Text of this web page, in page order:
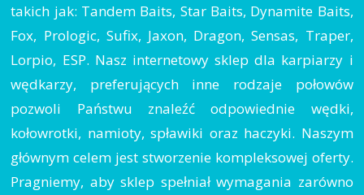
takich jak: Tandem Baits, Star Baits, Dynamite Baits,
Fox, Prologic, Sufix, Jaxon, Dragon, Sensas, Traper,
Lorpio, ESP. Nasz internetowy sklep dla karpiarzy i
wędkarzy, preferujących inne rodzaje połowów
pozwoli Państwu znaleźć odpowiednie wędki,
kołowrotki, namioty, spławiki oraz haczyki. Naszym
głównym celem jest stworzenie kompleksowej oferty.
Pragniemy, aby sklep spełniał wymagania zarówno